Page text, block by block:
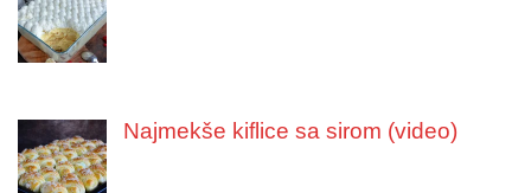
Najmekše kiflice sa sirom (video)